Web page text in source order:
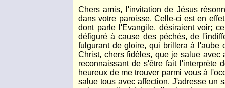
Chers amis, l'invitation de Jésus
dans votre paroisse. Celle-ci est en
dont parle l'Evangile, désiraient voir;
défiguré à cause des péchés, de
fulgurant de gloire, qui brillera à
Christ, chers fidèles, que je salue avec
reconnaissant de s'être fait l'interprète
heureux de me trouver parmi vous à
salue tous avec affection. J'adresse un